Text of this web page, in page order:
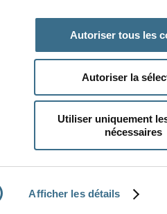
Afficher les détails
Autoriser tous les
Autoriser la
Utiliser uniquement
nécessaires